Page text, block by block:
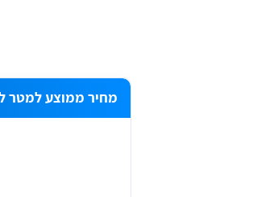
מחיר ממוצע למטר